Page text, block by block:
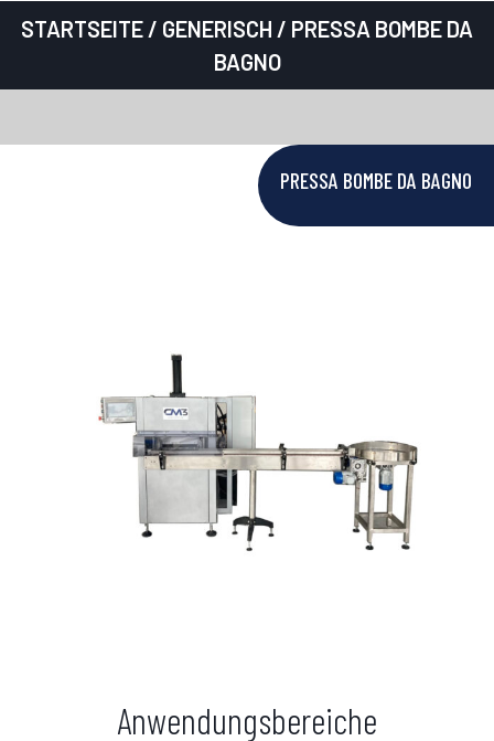
STARTSEITE / GENERISCH / PRESSA BOMBE DA
BAGNO
PRESSA BOMBE DA BAGNO
Anwendungsbereiche